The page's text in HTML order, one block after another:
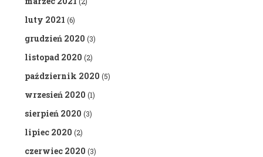
luty 2021 (6)
grudzień 2020 (3)
listopad 2020 (2)
październik 2020 (5)
wrzesień 2020 (1)
sierpień 2020 (3)
lipiec 2020 (2)
czerwiec 2020 (3)